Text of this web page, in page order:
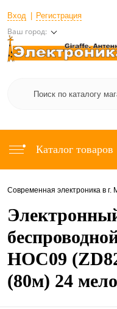
Вход Регистрация
Ваш город:
Каталог товаров
Современная электроника в
HOC09
(80м) 24